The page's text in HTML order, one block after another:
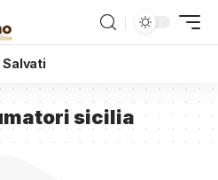
Salvati
sicilia